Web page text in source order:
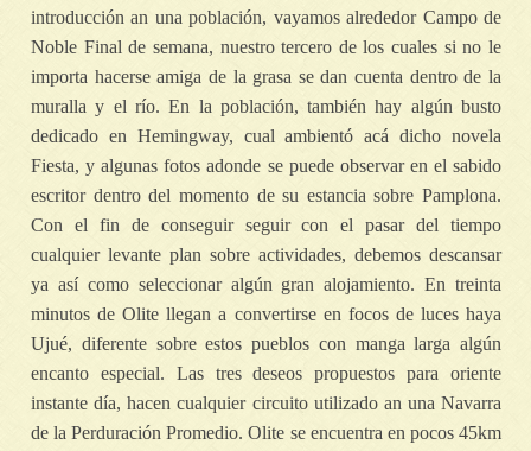
introducción an una población, vayamos alrededor Campo de
Noble Final de semana, nuestro tercero de los cuales si no le
importa hacerse amiga de la grasa se dan cuenta dentro de la
muralla y el río. En la población, también hay algún busto
dedicado en Hemingway, cual ambientó acá dicho novela
Fiesta, y algunas fotos adonde se puede observar en el sabido
escritor dentro del momento de su estancia sobre Pamplona.
Con el fin de conseguir seguir con el pasar del tiempo
cualquier levante plan sobre actividades, debemos descansar
ya así­ como seleccionar algún gran alojamiento. En treinta
minutos de Olite llegan a convertirse en focos de luces haya
Ujué, diferente sobre estos pueblos con manga larga algún
encanto especial. Las tres deseos propuestos para oriente
instante día, hacen cualquier circuito utilizado an una Navarra
de la Perduración Promedio. Olite se encuentra en pocos 45km